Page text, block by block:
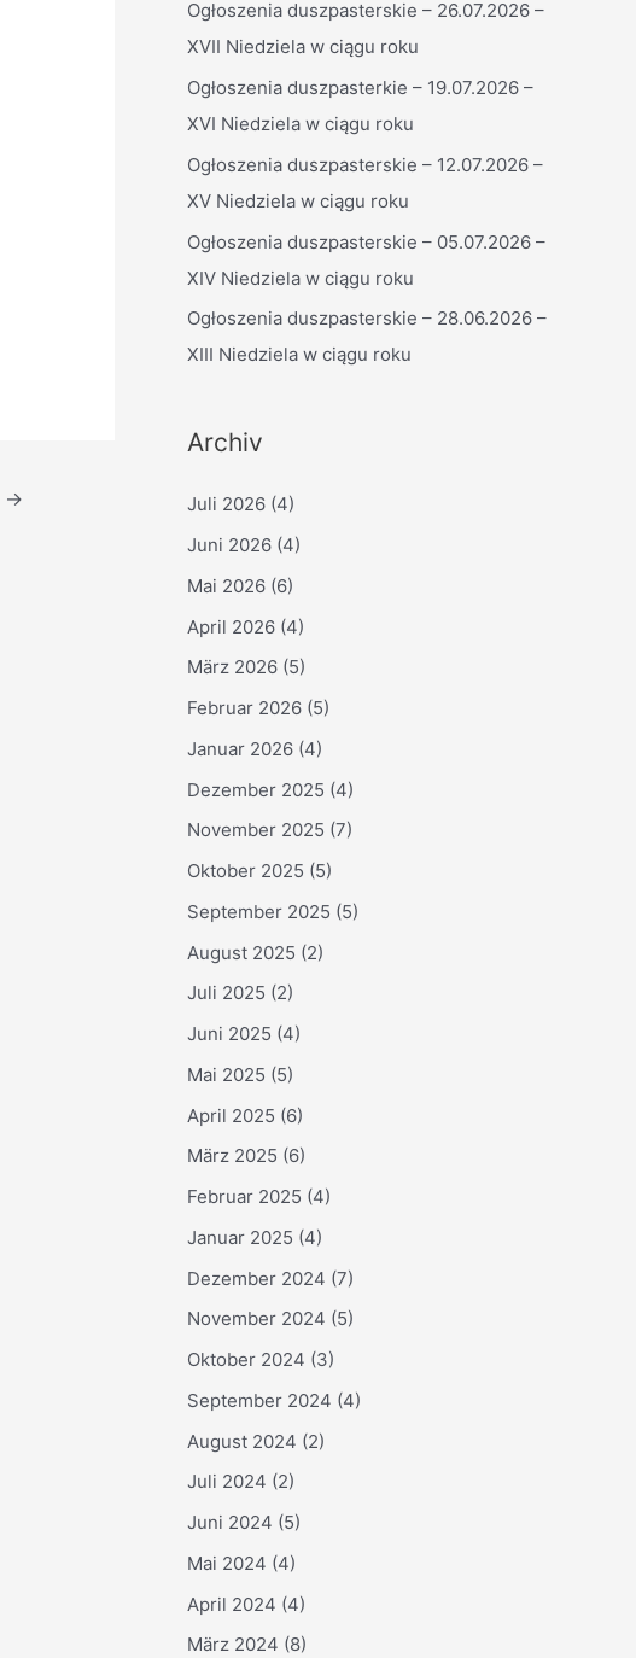
→
n
n
a
c
h
:
Ogłoszenia duszpasterskie – 26.07.2026 –
XVII Niedziela w ciągu roku
Ogłoszenia duszpasterkie – 19.07.2026 –
XVI Niedziela w ciągu roku
Ogłoszenia duszpasterskie – 12.07.2026 –
XV Niedziela w ciągu roku
Ogłoszenia duszpasterskie – 05.07.2026 –
XIV Niedziela w ciągu roku
Ogłoszenia duszpasterskie – 28.06.2026 –
XIII Niedziela w ciągu roku
Archiv
Juli 2026 (4)
Juni 2026 (4)
Mai 2026 (6)
April 2026 (4)
März 2026 (5)
Februar 2026 (5)
Januar 2026 (4)
Dezember 2025 (4)
November 2025 (7)
Oktober 2025 (5)
September 2025 (5)
August 2025 (2)
Juli 2025 (2)
Juni 2025 (4)
Mai 2025 (5)
April 2025 (6)
März 2025 (6)
Februar 2025 (4)
Januar 2025 (4)
Dezember 2024 (7)
November 2024 (5)
Oktober 2024 (3)
September 2024 (4)
August 2024 (2)
Juli 2024 (2)
Juni 2024 (5)
Mai 2024 (4)
April 2024 (4)
März 2024 (8)